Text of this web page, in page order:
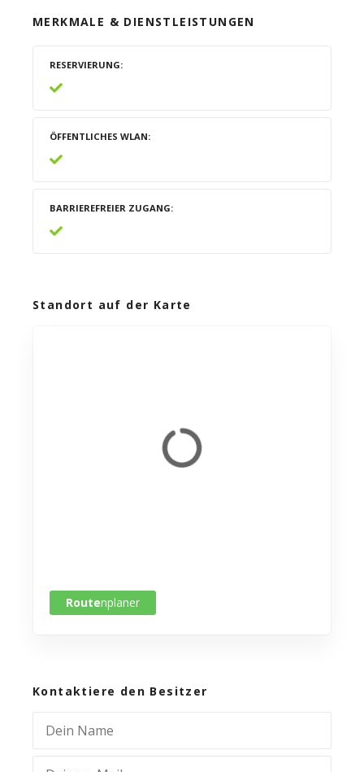
MERKMALE & DIENSTLEISTUNGEN
RESERVIERUNG
ÖFFENTLICHES WLAN
BARRIEREFREIER ZUGANG
Standort auf der Karte
Routenplaner
Kontaktiere den Besitzer